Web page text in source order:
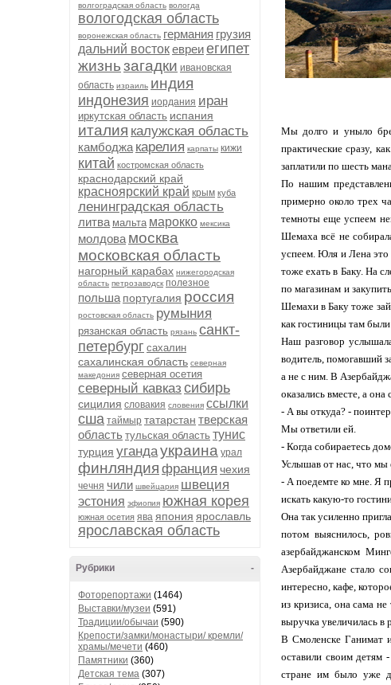
волгоградская область вологда
вологодская область
воронежская область германия грузия
дальний востокевреиегипет
жизньзагадки ивановская
область израиль индия
индонезия иордания иран
иркутская область испания
италия калужская область
камбоджа карелия карпаты кижи
китай костромская область
краснодарский край
красноярский край крым куба
ленинградская область
литва мальта марокко мексика
молдова москва
московская область
нагорный карабах нижегородская
область петрозаводск полезное
польша португалия россия
ростовская область румыния
рязанская область рязань санкт-
петербург сахалин
сахалинская область северная
македония северная осетия
северный кавказ сибирь
сицилия словакия словения ссылки
сша таймыр татарстан тверская
область тульская область тунис
турция угандаукраина урал
финляндия франция чехия
чечня чили швейцария швеция
эстония эфиопия южная корея
южная осетия ява япония ярославль
ярославская область
-
Рубрики
Фоторепортажи (1464)
Выставки/музеи (591)
Традиции/обычаи (590)
Крепости/замки/монастыри/ кремли/
храмы/мечети (460)
Памятники (360)
Детская тема (307)
Мы долго и уныло
практические сразу,
заплатили по шесть
По нашим
примерно около трех
темноты еще успеем
Шемаха всё не
успеем. Юля и Лена это
тоже ехать в Баку. На
по магазинам и
Шемахи в Баку тоже
как гостиницы там
Наш разговор
водитель, помогавший
а не с ним. В
оказались вместе, а
- А вы откуда? -
Мы ответили ей.
- Когда собираетесь
Услышав от нас, что мы
- А поедемте ко мне. Я
искать какую-то
Она так усиленно
потом выяснилось,
азербайджанском
Азербайджане стало
интересно, кафе,
из кризиса, она сама
выручка увеличилась в
В Смоленске Ганимат
оставили своим детям
стране им было уже